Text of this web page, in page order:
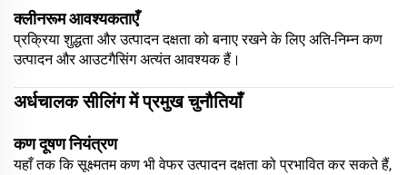
क्लीनरूम आवश्यकताएँ
प्रक्रिया शुद्धता और उत्पादन दक्षता को बनाए रखने के लिए अति-निम्न कण
उत्पादन और आउटगैसिंग अत्यंत आवश्यक हैं।
अर्धचालक सीलिंग में प्रमुख चुनौतियाँ
कण दूषण नियंत्रण
यहाँ तक कि सूक्ष्मतम कण भी वेफर उत्पादन दक्षता को प्रभावित कर सकते हैं,